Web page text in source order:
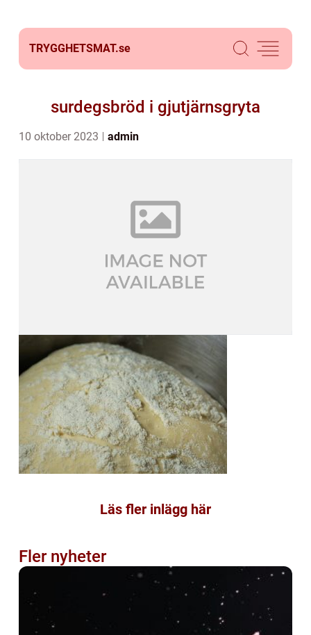
TRYGGHETSMAT.se
surdegsbröd i gjutjärnsgryta
10 oktober 2023 admin
Läs fler inlägg här
Fler nyheter